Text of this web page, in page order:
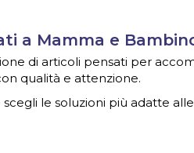
a Mamma e
di articoli pensati per
qualità e attenzione.
le soluzioni più adatte